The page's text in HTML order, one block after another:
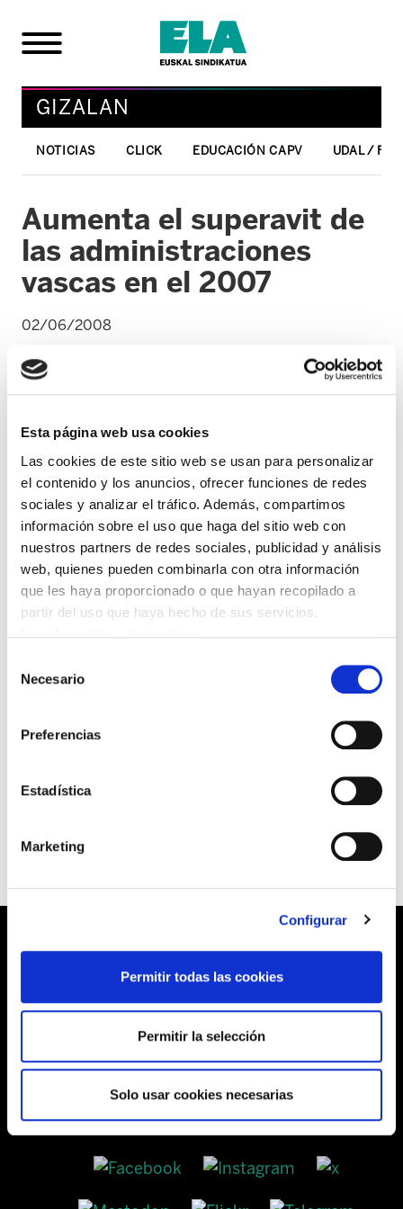
Esta página web usa cookies
Las cookies de este sitio web se usan para personalizar
el contenido y los anuncios, ofrecer funciones de redes
sociales y analizar el tráfico. Además, compartimos
información sobre el uso que haga del sitio web con
nuestros partners de redes sociales, publicidad y análisis
web, quienes pueden combinarla con otra información
que les haya proporcionado o que hayan recopilado a
partir del uso que haya hecho de sus servicios.
Necesario
Preferencias
Estadística
Marketing
Configurar
Permitir todas las cookies
Permitir la selección
Solo usar cookies necesarias
GIZALAN
NOTICIAS CLICK EDUCACIÓN CAPV UDAL /
Aumenta el superavit de
las administraciones
vascas en el 2007
02/06/2008
GIZALAN
El superavit del gobierno vasco y las
En el 2007 ha batido un nuevo record,
superando en un 20,8% a las que dichas
instituciones tuvieron en el 2006. El año
pasado se dejaron de gastar 1.396
millones de euros.
Según Adolfo Muñoz, secretario general
del gobierno vasco y de las tres diputaciones. “
las privatizaciones, en especial con la sanidad”,
Leer documento
Tel:944 03 77 00